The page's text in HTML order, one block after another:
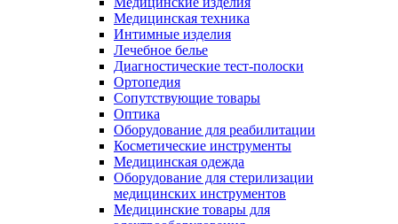
Медицинская техника
Интимные изделия
Лечебное белье
Диагностические тест-полоски
Ортопедия
Сопутствующие товары
Оптика
Оборудование для реабилитации
Косметические инструменты
Медицинская одежда
Оборудование для стерилизации
медицинских инструментов
Медицинские товары для